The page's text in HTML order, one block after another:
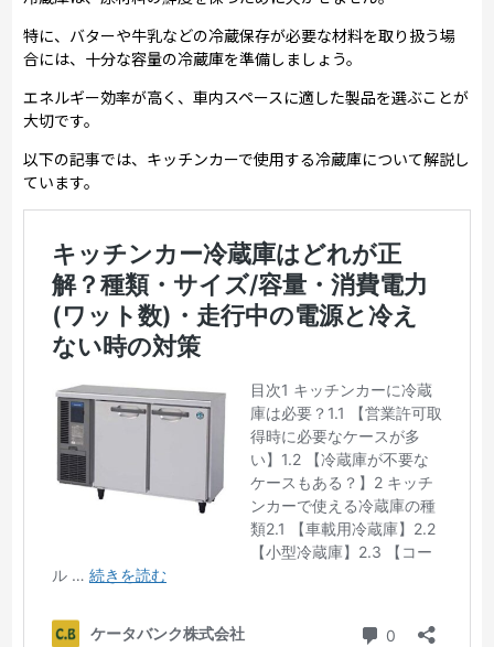
特に、バターや牛乳などの冷蔵保存が必要な材料を取り扱う場
合には、十分な容量の冷蔵庫を準備しましょう。
エネルギー効率が高く、車内スペースに適した製品を選ぶことが
大切です。
以下の記事では、キッチンカーで使用する冷蔵庫について解説し
ています。